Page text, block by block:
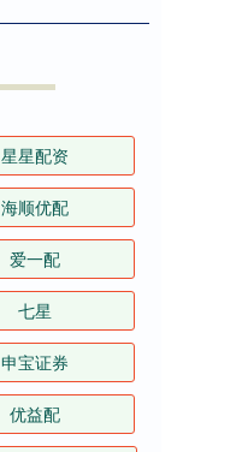
星星配资
海顺优配
爱一配
七星
申宝证券
优益配